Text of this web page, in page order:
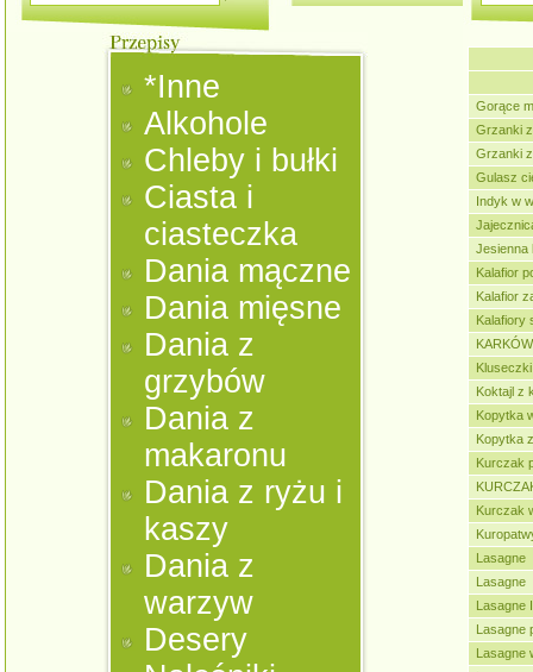
*Inne
Alkohole
Chleby i bułki
Ciasta i
ciasteczka
Dania mączne
Dania mięsne
Dania z
grzybów
Dania z
makaronu
Dania z ryżu i
kaszy
Dania z
warzyw
Desery
Gorące
Grzanki
Grzanki
Gulasz
Indyk w
Jesienna
Kalafior
Kalafior
Kalafiory
Koktajl z
Kopytka
Kopytka
Kurczak
Kurczak
Lasagne
Lasagne
Lasagne I
Lasagne
Lasagne